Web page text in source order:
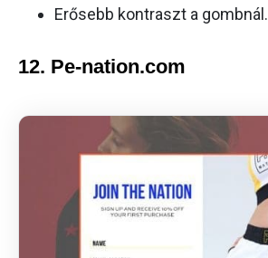
Erősebb kontraszt a gombnál.
12. Pe-nation.com